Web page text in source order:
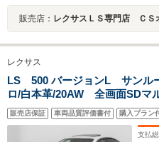
販売店： レクサスＬＳ専門店 ＣＳオートディーラー ４
レクサス
LS 500 バージョンL サンル
ロ/白本革/20AW 全画面SDマ
ン20AW/ホワイトレザー/レク
プリクラッシュ/パノラミック
ンターボエンジン
販売店保証 車両品質評価書付 購入プラン
支払